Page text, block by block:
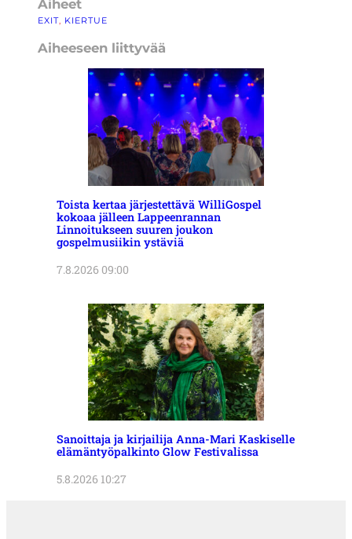
Aiheet
EXIT, KIERTUE
Aiheeseen liittyvää
Toista kertaa järjestettävä WilliGospel
kokoaa jälleen Lappeenrannan
Linnoitukseen suuren joukon
gospelmusiikin ystäviä
7.8.2026 09:00
Sanoittaja ja kirjailija Anna-Mari Kaskiselle
elämäntyöpalkinto Glow Festivalissa
5.8.2026 10:27